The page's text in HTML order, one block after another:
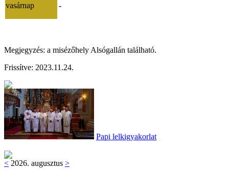
vasárnap -
Megjegyzés: a misézőhely Alsógallán található.
Frissítve: 2023.11.24.
Papi lelkigyakorlat
< 2026. augusztus >